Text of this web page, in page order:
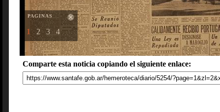
PAGINAS
1 2 3 4
Comparte esta noticia copiando el siguiente enlace: